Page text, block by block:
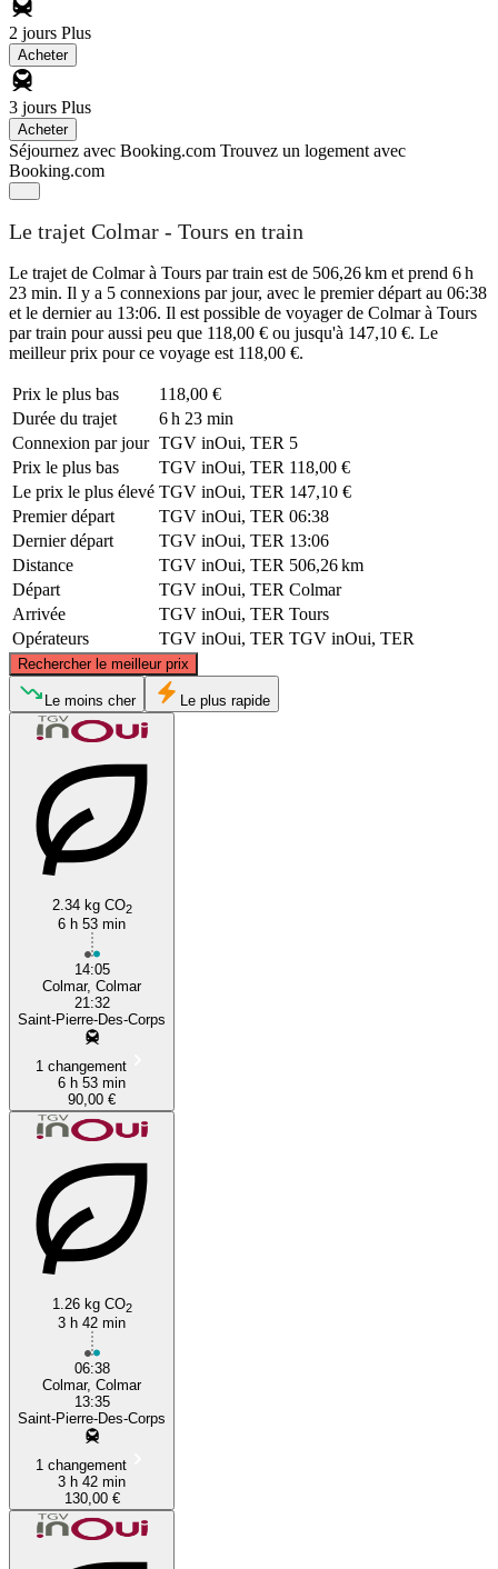
2 jours Plus
Acheter
3 jours Plus
Acheter
Séjournez avec Booking.com Trouvez un logement avec
Booking.com
Le trajet Colmar - Tours en train
Le trajet de Colmar à Tours par train est de 506,26 km et prend 6 h
23 min. Il y a 5 connexions par jour, avec le premier départ au 06:38
et le dernier au 13:06. Il est possible de voyager de Colmar à Tours
par train pour aussi peu que 118,00 € ou jusqu'à 147,10 €. Le
meilleur prix pour ce voyage est 118,00 €.
Prix ​​le plus bas
118,00 €
Durée du trajet
6 h 23 min
Connexion par jour TGV inOui, TER 5
Prix ​​le plus bas
TGV inOui, TER 118,00 €
Le prix le plus élevé TGV inOui, TER 147,10 €
Premier départ
TGV inOui, TER 06:38
Dernier départ
TGV inOui, TER 13:06
Distance
TGV inOui, TER 506,26 km
Départ
TGV inOui, TER Colmar
Arrivée
TGV inOui, TER Tours
Opérateurs
TGV inOui, TER TGV inOui, TER
Rechercher le meilleur prix
Tours
©CARTO, © OpenStreetMapcontributors
Le moins cher Le plus rapide
2.34 kg CO2
6 h 53 min
14:05
Colmar, Colmar
21:32
Saint-Pierre-Des-Corps
1 changement
6 h 53 min
90,00 €
1.26 kg CO2
3 h 42 min
06:38
Colmar, Colmar
13:35
Saint-Pierre-Des-Corps
1 changement
3 h 42 min
130,00 €